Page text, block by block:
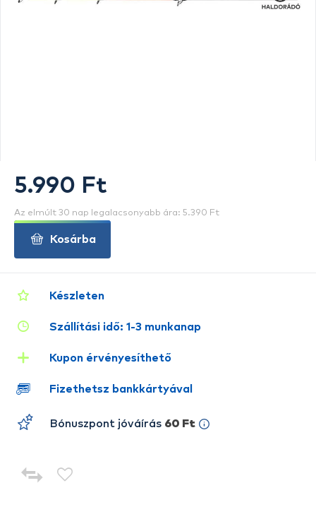
Készleten
Szállítási idő: 1-3 munkanap
Kupon érvényesíthető
Fizethetsz bankkártyával
Bónuszpont jóváírás 60 Ft
5.990 Ft
Az elmúlt 30 nap legalacsonyabb ára: 5.390 Ft
Kosárba